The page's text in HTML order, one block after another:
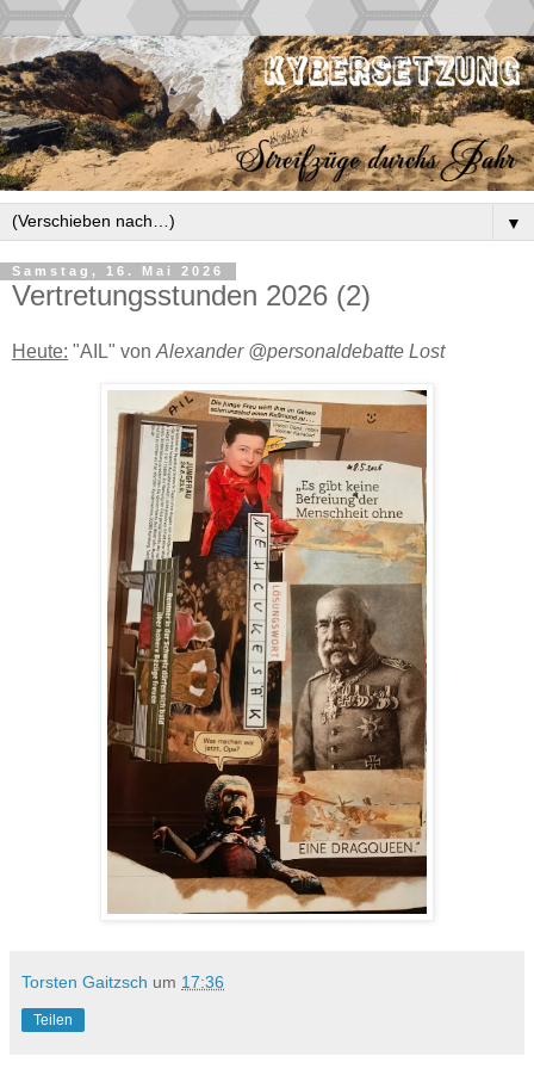
▼
Samstag, 16. Mai 2026
Vertretungsstunden 2026 (2)
Heute: "AIL" von Alexander @personaldebatte Lost
Torsten Gaitzsch um 17:36
Teilen